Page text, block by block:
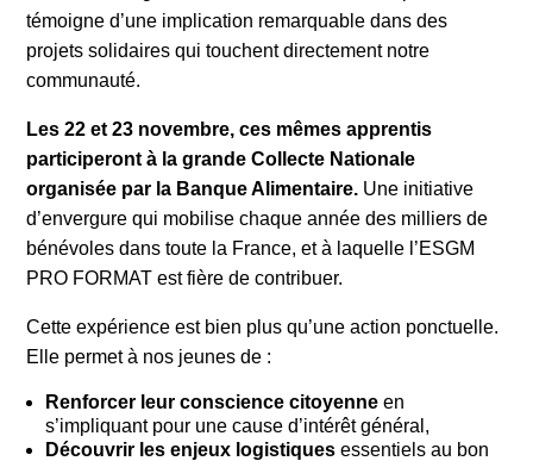
témoigne d’une implication remarquable dans des
projets solidaires qui touchent directement notre
communauté.
Les 22 et 23 novembre, ces mêmes apprentis
participeront à la grande Collecte Nationale
organisée par la Banque Alimentaire. Une initiative
d’envergure qui mobilise chaque année des milliers de
bénévoles dans toute la France, et à laquelle l’ESGM
PRO FORMAT est fière de contribuer.
Cette expérience est bien plus qu’une action ponctuelle.
Elle permet à nos jeunes de :
Renforcer leur conscience citoyenne en
s’impliquant pour une cause d’intérêt général,
Découvrir les enjeux logistiques essentiels au bon